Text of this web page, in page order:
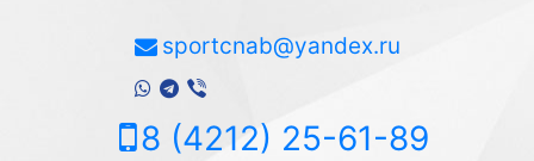
sportcnab@yandex.ru
8 (4212) 25-61-89